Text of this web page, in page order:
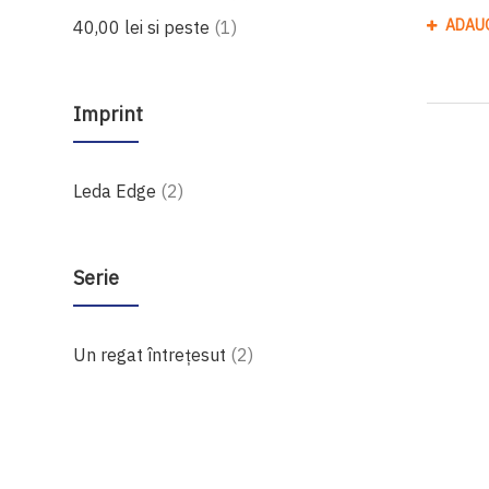
40,00 lei si peste 1produs
Imprint
Leda Edge 2produse
Serie
Un regat întrețesut 2produse